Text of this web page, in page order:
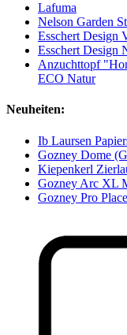
Lafuma
Nelson Garden
Esschert Design
Esschert Design
Anzuchttopf
ECO Natur
Neuheiten:
Ib Laursen
Gozney Dome
Kiepenkerl
Gozney Arc XL
Gozney Pro